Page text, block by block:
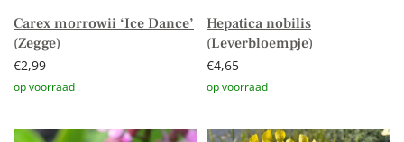
Carex morrowii ‘Ice Dance’
(Zegge)
€2,99
Hepatica nobilis
(Leverbloempje)
€4,65